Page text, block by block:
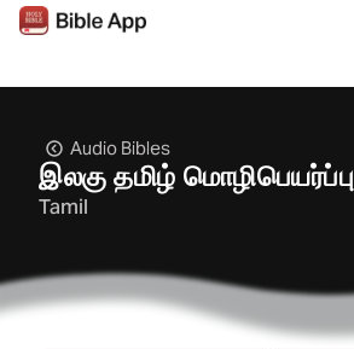
Audio Bibles
இலகு தமிழ் மொழிபெயர்ப்பு
Tamil